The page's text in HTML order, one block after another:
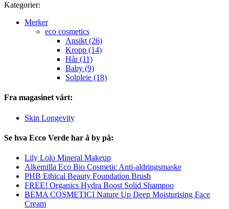
Kategorier:
Merker
eco cosmetics
Ansikt (26)
Kropp (14)
Hår (11)
Baby (9)
Solpleie (18)
Fra magasinet vårt:
Skin Longevity
Se hva Ecco Verde har å by på:
Lily Lolo Mineral Makeup
Alkemilla Eco Bio Cosmetic Anti-aldringsmaske
PHB Ethical Beauty Foundation Brush
FREE! Organics Hydra Boost Solid Shampoo
BEMA COSMETICI Nature Up Deep Moisturising Face
Cream